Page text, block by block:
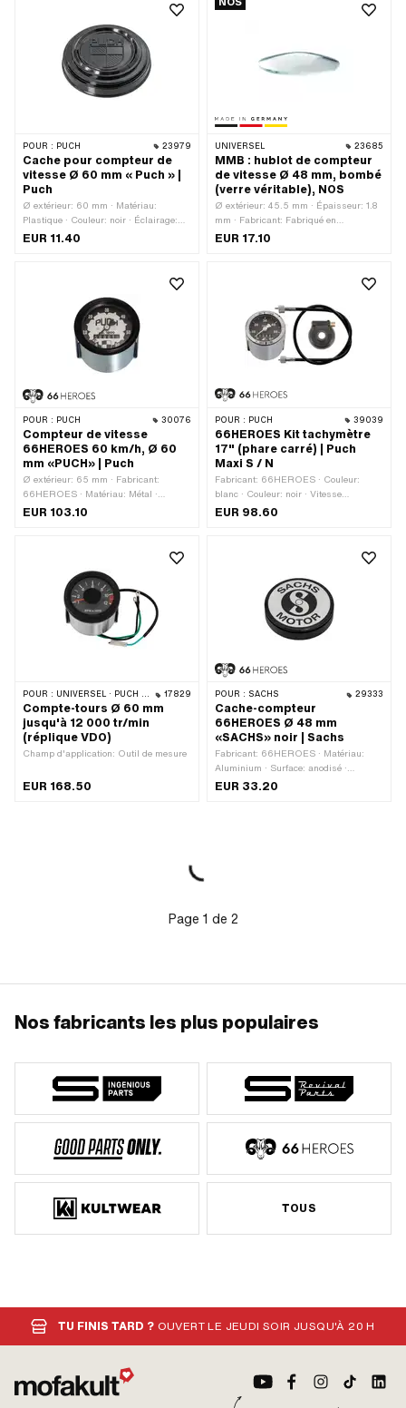
filetage: MF11x0.75 (filetage fin) · Ø du
logement: 48 mm · Hauteur totale: 68
POUR : PUCH 23979
Cache pour compteur de
vitesse Ø 60 mm « Puch » |
Puch
Ø extérieur: 60 mm · Matériau:
Plastique · Couleur: noir · Éclairage:
sans · Ø du logement: 60 mm
EUR 11.40
UNIVERSEL 23685
MMB : hublot de compteur
de vitesse Ø 48 mm, bombé
(verre véritable), NOS
Ø extérieur: 45.5 mm · Épaisseur: 1.8
mm · Fabricant: Fabriqué en
Allemagne · Matériau: Verre · Couleur:
EUR 17.10
POUR : PUCH 30076
Compteur de vitesse
66HEROES 60 km/h, Ø 60
mm «PUCH» | Puch
Ø extérieur: 65 mm · Fabricant:
66HEROES · Matériau: Métal ·
Matériau: Plastique · Couleur: blanc ·
signal Tacho: analogique · Arbre de
tachymètre à 4 pans: 1.8 mm · Type de
filetage: MF10x1 (filetage fin) · Ø du
logement: 60 mm · Hauteur totale: 72.3
mm · Profondeur: 50 mm
EUR 103.10
POUR : PUCH 39039
66HEROES Kit tachymètre
17" (phare carré) | Puch
Maxi S / N
Fabricant: 66HEROES · Couleur:
blanc · Couleur: noir · Vitesse
maximale: 60 Km/h · Éclairage: sans
Type de filetage: MF10x1 (filetage fin) ·
Ø du logement: 48 mm · Profondeur:
50 mm · Hauteur totale: 70 mm
EUR 98.60
POUR : UNIVERSEL · PUCH · SACHS 17829
Compte-tours Ø 60 mm
jusqu'à 12 000 tr/min
(réplique VDO)
Champ d'application: Outil de mesure
EUR 168.50
POUR : SACHS 29333
Cache-compteur
66HEROES Ø 48 mm
«SACHS» noir | Sachs
Fabricant: 66HEROES · Matériau:
Aluminium · Surface: anodisé ·
Couleur: noir · Ø trou de fixation: 48
EUR 33.20
Page 1 de 2
Nos fabricants les plus populaires
TOUS
TU FINIS TARD ? OUVERT LE JEUDI SOIR JUSQU'À 20 H